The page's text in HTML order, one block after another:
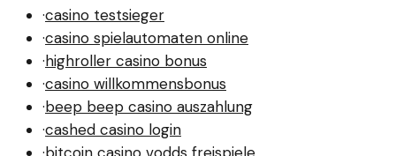
·casino testsieger
·casino spielautomaten online
·highroller casino bonus
·casino willkommensbonus
·beep beep casino auszahlung
·cashed casino login